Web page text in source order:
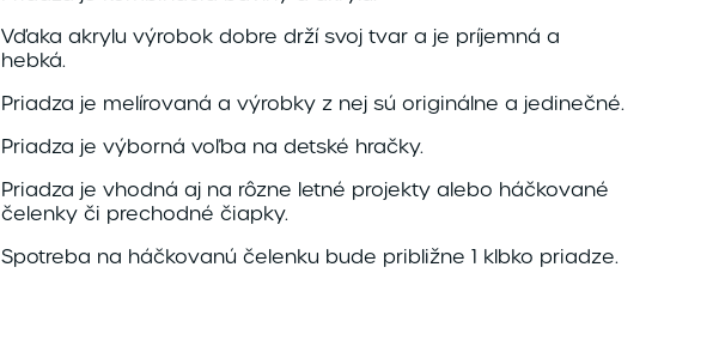
Vďaka akrylu výrobok dobre drží svoj tvar a je príjemná a
hebká.
Priadza je melírovaná a výrobky z nej sú originálne a jedinečné.
Priadza je výborná voľba na detské hračky.
Priadza je vhodná aj na rôzne letné projekty alebo háčkované
čelenky či prechodné čiapky.
Spotreba na háčkovanú čelenku bude približne 1 klbko priadze.